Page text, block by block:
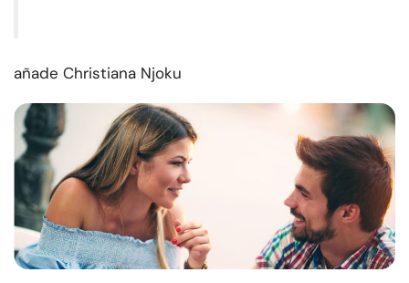
añade Christiana Njoku